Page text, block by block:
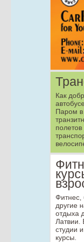
Как
Паром в
Фитнес,
другие
отдыха
Латвии.
студии
курсы.